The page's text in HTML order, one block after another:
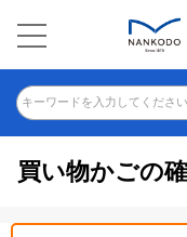
キーワードを入力してください
買い物かごの